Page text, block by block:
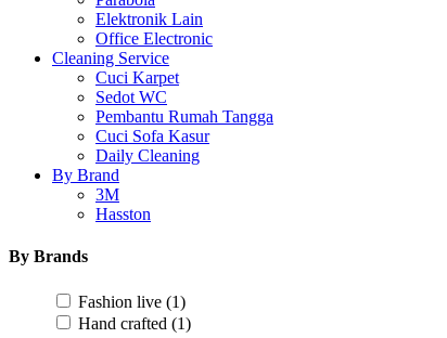
Elektronik Lain
Office Electronic
Cleaning Service
Cuci Karpet
Sedot WC
Pembantu Rumah Tangga
Cuci Sofa Kasur
Daily Cleaning
By Brand
3M
Hasston
By Brands
Fashion live (1)
Hand crafted (1)